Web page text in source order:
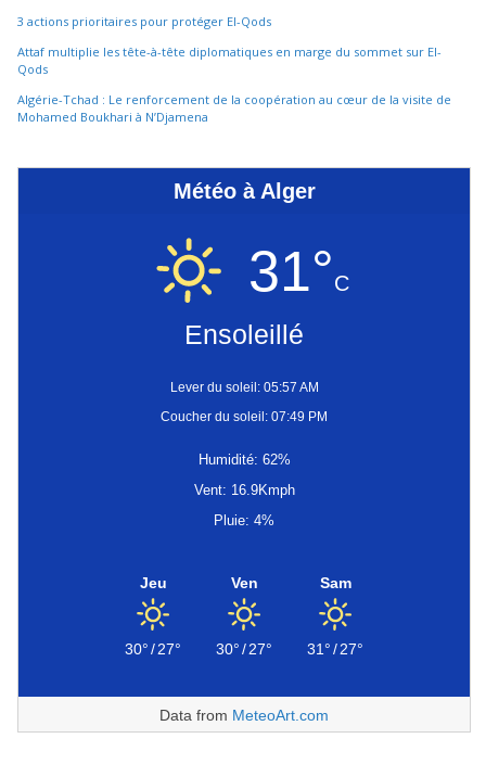
3 actions prioritaires pour protéger El-Qods
Attaf multiplie les tête-à-tête diplomatiques en marge du sommet sur El-
Qods
Algérie-Tchad : Le renforcement de la coopération au cœur de la visite de
Mohamed Boukhari à N’Djamena
Météo à Alger
31°C
Ensoleillé
Lever du soleil: 05:57 AM
Coucher du soleil: 07:49 PM
Humidité: 62%
Vent: 16.9Kmph
Pluie: 4%
Jeu
30°/27°
Ven
30°/27°
Sam
31°/27°
Data from MeteoArt.com